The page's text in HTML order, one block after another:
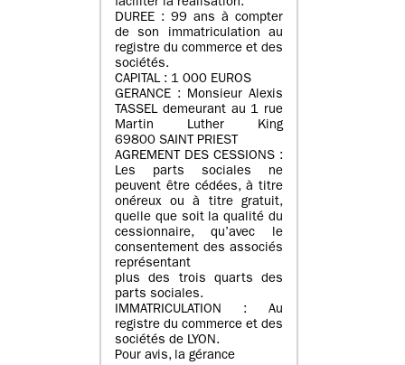
faciliter la réalisation.
DUREE : 99 ans à compter
de son immatriculation au
registre du commerce et des
sociétés.
CAPITAL : 1 000 EUROS
GERANCE : Monsieur Alexis
TASSEL demeurant au 1 rue
Martin Luther King
69800 SAINT PRIEST
AGREMENT DES CESSIONS :
Les parts sociales ne
peuvent être cédées, à titre
onéreux ou à titre gratuit,
quelle que soit la qualité du
cessionnaire, qu’avec le
consentement des associés
représentant
plus des trois quarts des
parts sociales.
IMMATRICULATION : Au
registre du commerce et des
sociétés de LYON.
Pour avis, la gérance